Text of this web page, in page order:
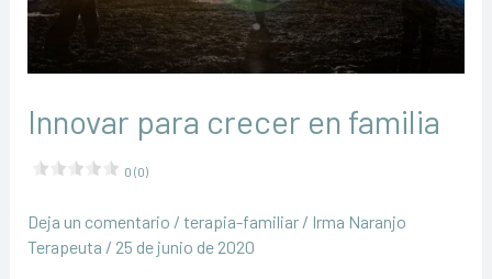
Innovar para crecer en familia
0 (0)
Deja un comentario / terapia-familiar/ Irma Naranjo
Terapeuta / 25 de junio de 2020